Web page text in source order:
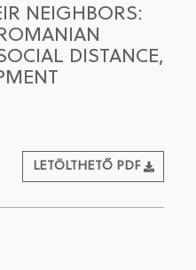
/ MEGÚJÍTOM A
NEIGHBORS:
DISTANCE,
LETÖLTHETŐ PDF